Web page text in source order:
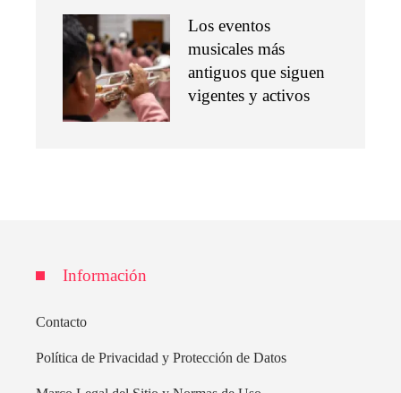
Los eventos
musicales más
antiguos que siguen
vigentes y activos
Información
Contacto
Política de Privacidad y Protección de Datos